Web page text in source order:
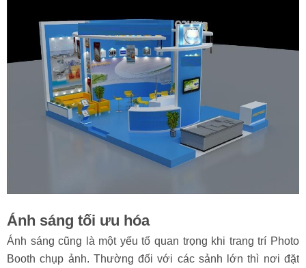
Ánh sáng tối ưu hóa
Ánh sáng cũng là một yếu tố quan trọng khi trang trí Photo
Booth chụp ảnh. Thường đối với các sảnh lớn thì nơi đặt